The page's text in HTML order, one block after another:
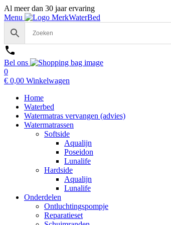
Al meer dan 30 jaar ervaring
Menu
Bel ons
0
€ 0,00 Winkelwagen
Home
Waterbed
Watermatras vervangen (advies)
Watermatrassen
Softside
Aqualijn
Poseidon
Lunalife
Hardside
Aqualijn
Lunalife
Onderdelen
Ontluchtingspompje
Reparatieset